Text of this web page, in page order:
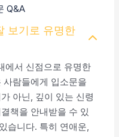
Q&A
보기로 유명한
에서 신점으로 유명한
사람들에게 입소문을
아닌, 깊이 있는 신령
책을 안내받을 수 있
습니다. 특히 연애운,